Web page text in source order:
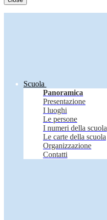
Scuola
Panoramica
Presentazione
I luoghi
Le persone
I numeri della scuola
Le carte della scuola
Organizzazione
Contatti